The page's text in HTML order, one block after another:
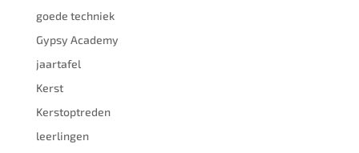
goede techniek
Gypsy Academy
jaartafel
Kerst
Kerstoptreden
leerlingen